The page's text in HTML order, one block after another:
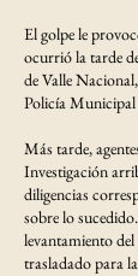
El golpe le
ocurrió la tarde
de Valle
Policía
Más tarde,
Investigación
diligencias
sobre lo
levantamiento
trasladado para